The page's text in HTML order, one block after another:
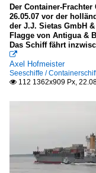
Der Container-Frachter
26.05.07 vor der
der J.J. Sietas GmbH
Flagge von Antigua &
Das Schiff fährt

Axel Hofmeister
Seeschiffe /
 112 1362x909 Px,